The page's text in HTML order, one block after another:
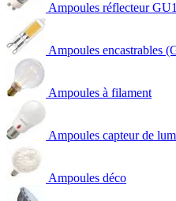
Ampoules réflecteur
Ampoules encastrables
Ampoules à filament
Ampoules capteur de
Ampoules déco